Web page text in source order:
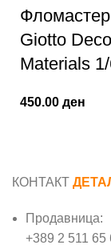
Giotto
Materials
450.00 ден
КОНТАКТ
Продавница:
+389 2 511 65